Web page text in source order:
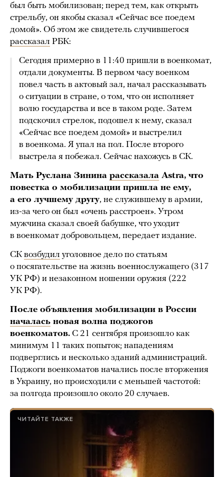
был быть мобилизован; перед тем, как открыть
стрельбу, он якобы сказал «Сейчас все поедем
домой». Об этом же свидетель случившегося
рассказал РБК:
Сегодня примерно в 11:40 пришли в военкомат,
отдали документы. В первом часу военком
повел часть в актовый зал, начал рассказывать
о ситуации в стране, о том, что он исполняет
волю государства и все в таком роде. Затем
подскочил стрелок, подошел к нему, сказал
«Сейчас все поедем домой» и выстрелил
в военкома. Я упал на пол. После второго
выстрела я побежал. Сейчас нахожусь в СК.
Мать Руслана Зинина рассказала Astra, что
повестка о мобилизации пришла не ему,
а его лучшему другу, не служившему в армии,
из-за чего он был «очень расстроен». Утром
мужчина сказал своей бабушке, что уходит
в военкомат добровольцем, передает издание.
СК возбудил уголовное дело по статьям
о посягательстве на жизнь военнослужащего (317
УК РФ) и незаконном ношении оружия (222
УК РФ).
После объявления мобилизации в России
началась новая волна поджогов
военкоматов. С 21 сентября произошло как
минимум 11 таких попыток; нападениям
подверглись и несколько зданий администраций.
Поджоги военкоматов начались после вторжения
в Украину, но происходили с меньшей частотой:
за полгода произошло около 20 случаев.
ЧИТАЙТЕ ТАКЖЕ